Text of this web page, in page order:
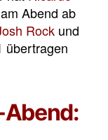
Abend ab
Rock und
übertragen
Abend: